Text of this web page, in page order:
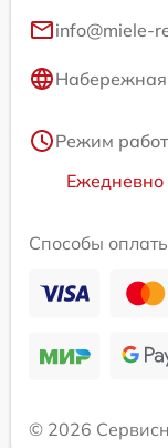
info@miele-
Режим
Ежедневно
Способы
© 2026